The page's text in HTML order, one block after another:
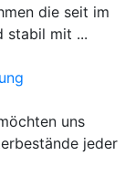
die seit im
stabil mit ...
uns
jeder